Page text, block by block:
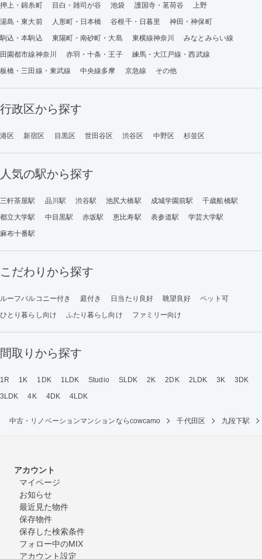
押上・錦糸町
目白・雑司が谷 池袋 護国寺・茗荷谷
上野
湯島・東大前
人形町・日本橋 谷根千・日暮里
神田・神保町
駒込・本駒込
東陽町・南砂町・大島 東横線神奈川
みなとみらい線
田園都市線神奈川
赤羽・十条・王子
練馬・大江戸線・西武線
板橋・三田線・東武線
中央線多摩 京急線 その他
行政区から探す
港区 新宿区 目黒区 世田谷区 渋谷区 中野区 杉並区
人気の駅から探す
三軒茶屋駅 品川駅 渋谷駅 池尻大橋駅 成城学園前駅
千歳船橋駅
都立大学駅
中目黒駅 赤坂駅 恵比寿駅 表参道駅
学芸大学駅
麻布十番駅
こだわりから探す
ルーフバルコニー付き 庭付き 日当たり良好 眺望良好
ペット可
ひとり暮らし向け
ふたり暮らし向け ファミリー向け
間取りから探す
1R 1K 1DK 1LDK Studio SLDK 2K 2DK 2LDK 3K
3DK
3LDK
4K 4DK 4LDK
中古・リノベーションマンションならcowcamo 千代田区 九段下駅
アカウント
マイページ
お知らせ
最近見た物件
保存物件
保存した検索条件
フォロー中のMIX
アカウント設定